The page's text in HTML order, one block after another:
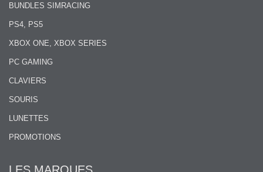
BUNDLES SIMRACING
PS4, PS5
XBOX ONE, XBOX SERIES
PC GAMING
CLAVIERS
SOURIS
LUNETTES
PROMOTIONS